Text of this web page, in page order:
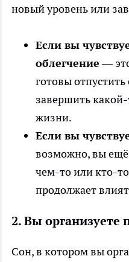
новый уровень или
Если вы
облегчение—
готовы
завершить
жизни.
Если вы
возможно, вы ещё
чем-то или кто-
продолжает
2.Вы организуете
Сон, в котором вы